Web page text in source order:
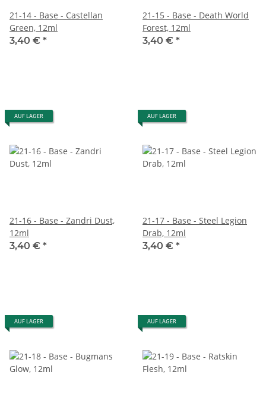
21-14 - Base - Castellan
Green, 12ml
3,40 € *
21-15 - Base - Death World
Forest, 12ml
3,40 € *
AUF LAGER
21-16 - Base - Zandri Dust,
12ml
3,40 € *
AUF LAGER
21-17 - Base - Steel Legion
Drab, 12ml
3,40 € *
AUF LAGER AUF LAGER